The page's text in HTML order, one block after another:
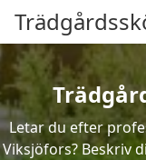
Letar du efter
Viksjöfors? Beskriv